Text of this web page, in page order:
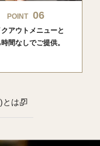
POINT 06
アウトメニューと
間なしでご提供。
とは？